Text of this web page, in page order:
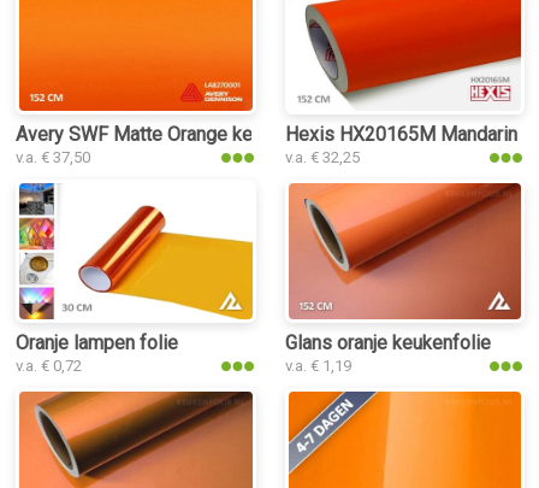
Avery SWF Matte Orange keukenfolie
v.a. € 37,50
Hexis HX20165M Mandarin
v.a. € 32,25
Oranje lampen folie
v.a. € 0,72
Glans oranje keukenfolie
v.a. € 1,19